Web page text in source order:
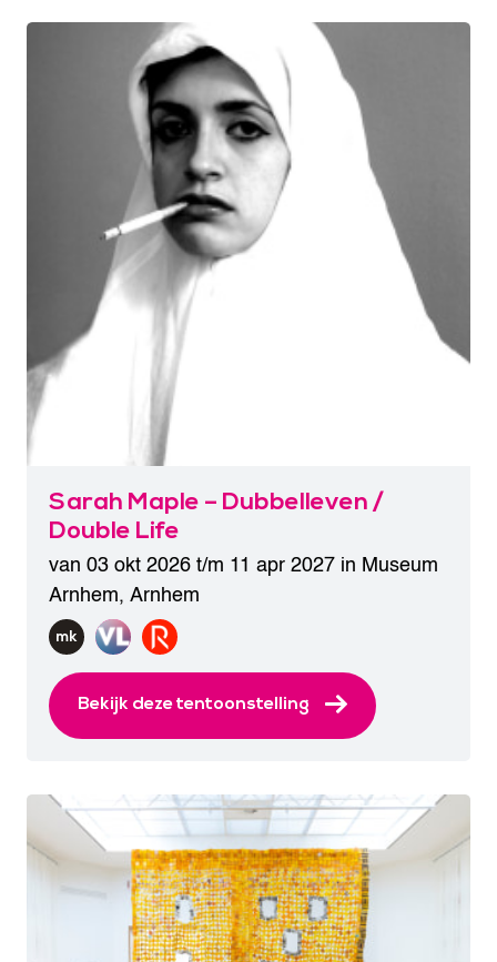
Sarah Maple – Dubbelleven /
Double Life
van 03 okt 2026 t/m 11 apr 2027 in Museum
Arnhem, Arnhem
Bekijk deze tentoonstelling